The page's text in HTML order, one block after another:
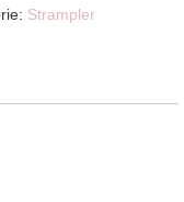
Strampler